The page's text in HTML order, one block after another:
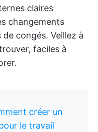
claires
changements
congés. Veillez à
faciles à
créer un
le travail